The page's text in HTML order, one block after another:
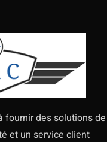
fournir des solutions de
et un service client